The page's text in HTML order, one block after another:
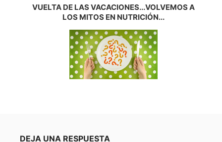
VUELTA DE LAS VACACIONES...VOLVEMOS A
LOS MITOS EN NUTRICIÓN...
DEJA UNA RESPUESTA